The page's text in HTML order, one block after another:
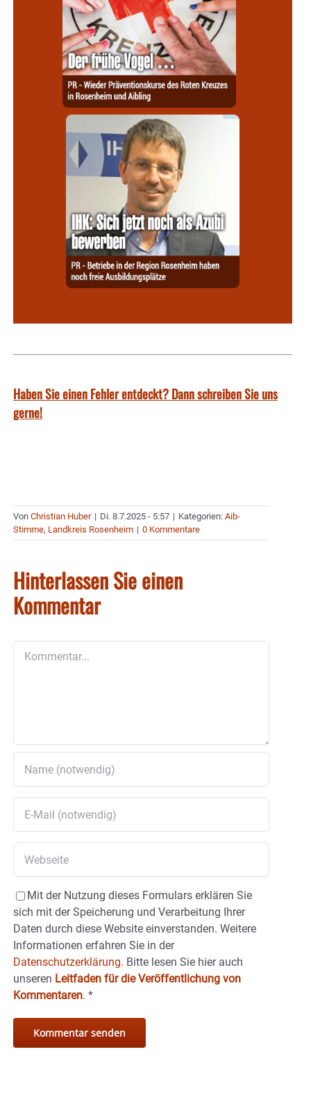
Haben Sie einen Fehler entdeckt? Dann schreiben Sie uns
gerne!
Von Christian Huber | Di. 8.7.2025 - 5:57 | Kategorien: Aib-
Stimme, Landkreis Rosenheim | 0 Kommentare
Hinterlassen Sie einen
Kommentar
Mit der Nutzung dieses Formulars erklären Sie
sich mit der Speicherung und Verarbeitung Ihrer
Daten durch diese Website einverstanden. Weitere
Informationen erfahren Sie in der
Datenschutzerklärung. Bitte lesen Sie hier auch
unseren Leitfaden für die Veröffentlichung von
Kommentaren. *